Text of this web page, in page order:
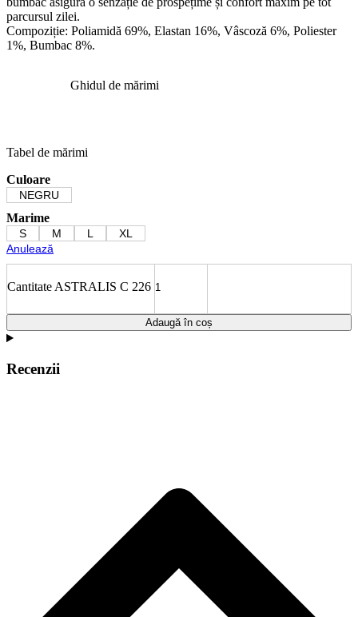
parcursul zilei.
Compoziție: Poliamidă 69%, Elastan 16%, Vâscoză 6%, Poliester
1%, Bumbac 8%.
Ghidul de mărimi
Tabel de mărimi
Culoare
NEGRU
Marime
S M L
XL
Anulează
Cantitate ASTRALIS C 226
Adaugă în coș
Recenzii